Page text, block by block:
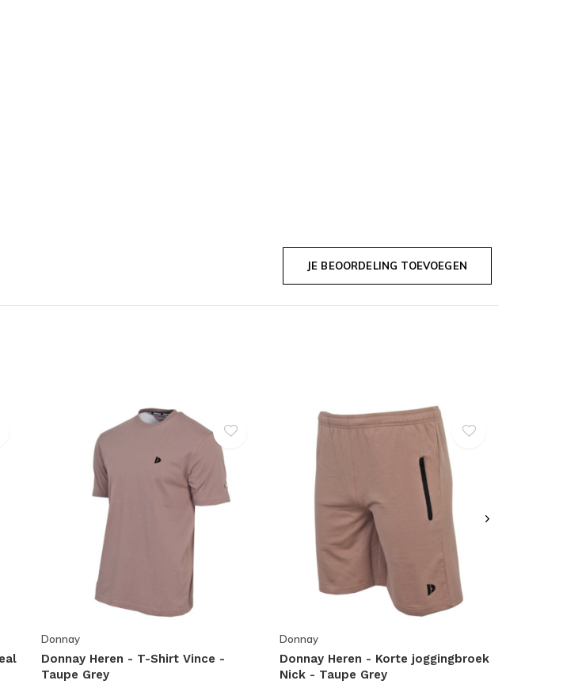
JE BEOORDELING TOEVOEGEN
Donnay
Donnay Heren - T-Shirt Vince -
Taupe Grey
Donnay
Donnay Heren - Korte joggingbroek
Nick - Taupe Grey